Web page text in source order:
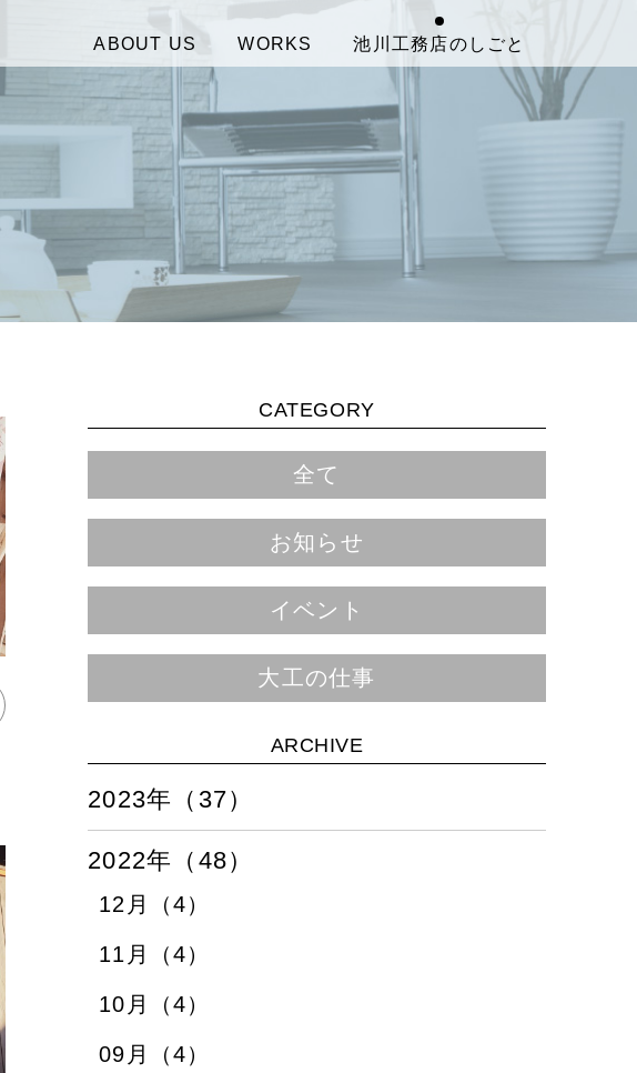
ABOUT US WORKS 池川工務店のしごと
CATEGORY
全て
お知らせ
イベント
大工の仕事
ARCHIVE
2023年（37）
2022年（48）
12月（4）
11月（4）
10月（4）
09月（4）